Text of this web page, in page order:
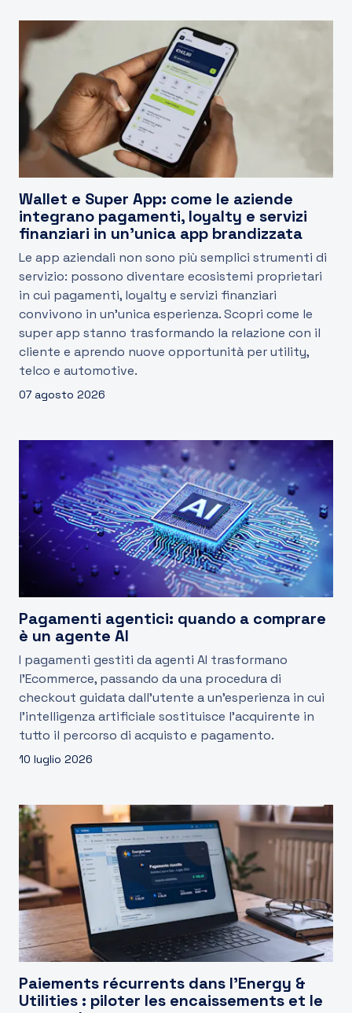
Wallet e Super App: come le aziende
integrano pagamenti, loyalty e servizi
finanziari in un’unica app brandizzata
Le app aziendali non sono più semplici strumenti di
servizio: possono diventare ecosistemi proprietari
in cui pagamenti, loyalty e servizi finanziari
convivono in un’unica esperienza. Scopri come le
super app stanno trasformando la relazione con il
cliente e aprendo nuove opportunità per utility,
telco e automotive.
07 agosto 2026
Pagamenti agentici: quando a comprare
è un agente AI
I pagamenti gestiti da agenti AI trasformano
l'Ecommerce, passando da una procedura di
checkout guidata dall’utente a un’esperienza in cui
l'intelligenza artificiale sostituisce l'acquirente in
tutto il percorso di acquisto e pagamento.
10 luglio 2026
Paiements récurrents dans l’Energy &
Utilities : piloter les encaissements et le